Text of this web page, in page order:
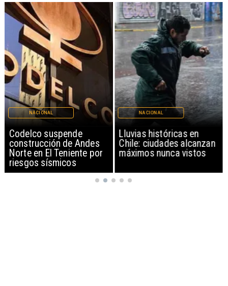
Codelco suspende
construcción de Andes
Norte en El Teniente por
riesgos sísmicos
NACIONAL
Lluvias históricas en
Chile: ciudades alcanzan
máximos nunca vistos
NACIONAL